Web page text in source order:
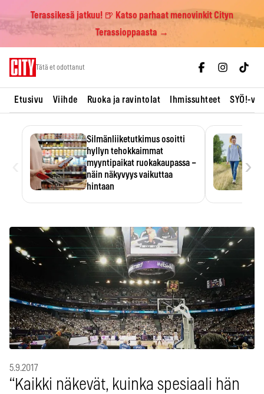
Terassikesä jatkuu! 🍺 Katso parhaat menovinkit Cityn
Terassioppaasta →
Tätä et odottanut
Etusivu Viihde Ruoka ja ravintolat Ihmissuhteet SYÖ!-
Silmänliiketutkimus osoitti
hyllyn tehokkaimmat
myyntipaikat ruokakaupassa –
näin näkyvyys vaikuttaa
hintaan
›
5.9.2017
“Kaikki näkevät, kuinka spesiaali hän